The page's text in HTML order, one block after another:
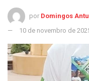
por Domingos
10 de novembro de